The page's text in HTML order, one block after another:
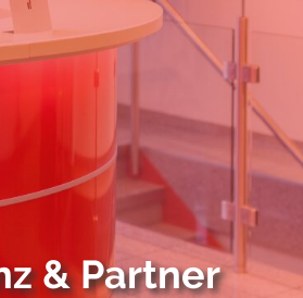
& Partner